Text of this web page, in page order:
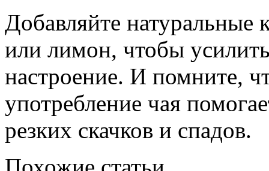
Добавляйте натуральные
или лимон, чтобы
настроение. И помните,
употребление чая
резких скачков и спадов.